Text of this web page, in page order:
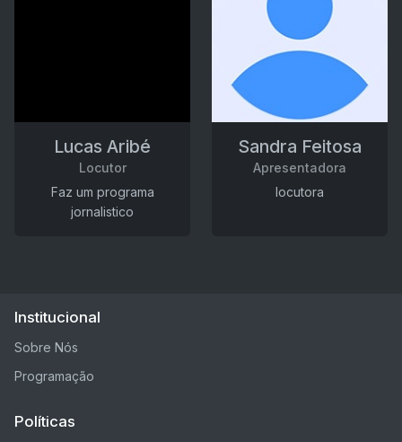
Lucas Aribé
Locutor
Faz um programa
jornalistico
Sandra Feitosa
Apresentadora
locutora
Institucional
Sobre Nós
Programação
Políticas